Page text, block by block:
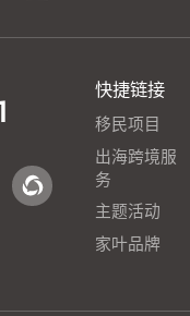
快捷链接
移民项目
出海跨境服
务
主题活动
家叶品牌